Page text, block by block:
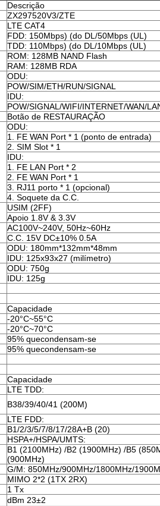
Descrição
ZX297520V3/ZTE
LTE CAT4
FDD: 150Mbps) (do DL/50Mbps (UL)
TDD: 110Mbps) (do DL/10Mbps (UL)
ROM: 128MB NAND Flash
RAM: 128MB RDA
ODU:
POW/SIM/ETH/RUN/SIGNAL
IDU:
POW/SIGNAL/WIFI/INTERNET/WAN/
Botão de RESTAURAÇÃO
ODU:
1. FE WAN Port * 1 (ponto de entrada)
2. SIM Slot * 1
IDU:
1. FE LAN Port * 2
2. FE WAN Port * 1
3. RJ11 porto * 1 (opcional)
4. Soquete da C.C.
USIM (2FF)
Apoio 1.8V & 3.3V
AC100V~240V, 50Hz~60Hz
C.C. 15V DC±10% 0.5A
ODU: 180mm*132mm*48mm
IDU: 125x93x27 (milímetro)
ODU: 750g
IDU: 125g
Capacidade
-20°C~55°C
-20°C~70°C
95% quecondensam-se
95% quecondensam-se
Capacidade
LTE TDD:
B38/39/40/41 (200M)
LTE FDD:
B1/2/3/5/7/8/17/28A+B (20)
HSPA+/HSPA/UMTS:
B1 (2100MHz) /B2 (1900MHz) /B5
(900MHz)
G/M: 850MHz/900MHz/1800MHz/
MIMO 2*2 (1TX 2RX)
1 Tx
dBm 23±2